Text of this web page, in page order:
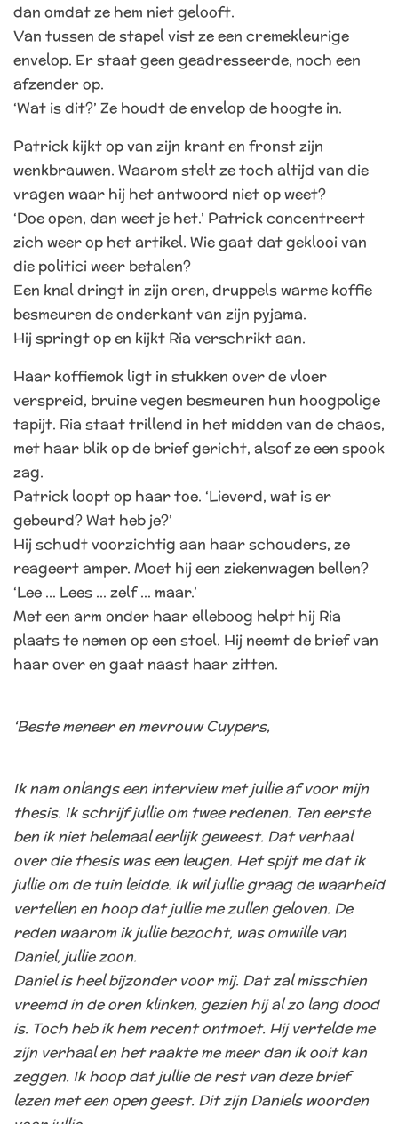
dan omdat ze hem niet gelooft.
Van tussen de stapel vist ze een cremekleurige
envelop. Er staat geen geadresseerde, noch een
afzender op.
‘Wat is dit?’ Ze houdt de envelop de hoogte in.
Patrick kijkt op van zijn krant en fronst zijn
wenkbrauwen. Waarom stelt ze toch altijd van die
vragen waar hij het antwoord niet op weet?
‘Doe open, dan weet je het.’ Patrick concentreert
zich weer op het artikel. Wie gaat dat geklooi van
die politici weer betalen?
Een knal dringt in zijn oren, druppels warme koffie
besmeuren de onderkant van zijn pyjama.
Hij springt op en kijkt Ria verschrikt aan.
Haar koffiemok ligt in stukken over de vloer
verspreid, bruine vegen besmeuren hun hoogpolige
tapijt. Ria staat trillend in het midden van de chaos,
met haar blik op de brief gericht, alsof ze een spook
zag.
Patrick loopt op haar toe. ‘Lieverd, wat is er
gebeurd? Wat heb je?’
Hij schudt voorzichtig aan haar schouders, ze
reageert amper. Moet hij een ziekenwagen bellen?
‘Lee … Lees … zelf … maar.’
Met een arm onder haar elleboog helpt hij Ria
plaats te nemen op een stoel. Hij neemt de brief van
haar over en gaat naast haar zitten.
‘Beste meneer en mevrouw Cuypers,
Ik nam onlangs een interview met jullie af voor mijn
thesis. Ik schrijf jullie om twee redenen. Ten eerste
ben ik niet helemaal eerlijk geweest. Dat verhaal
over die thesis was een leugen. Het spijt me dat ik
jullie om de tuin leidde. Ik wil jullie graag de waarheid
vertellen en hoop dat jullie me zullen geloven. De
reden waarom ik jullie bezocht, was omwille van
Daniel, jullie zoon.
Daniel is heel bijzonder voor mij. Dat zal misschien
vreemd in de oren klinken, gezien hij al zo lang dood
is. Toch heb ik hem recent ontmoet. Hij vertelde me
zijn verhaal en het raakte me meer dan ik ooit kan
zeggen. Ik hoop dat jullie de rest van deze brief
lezen met een open geest. Dit zijn Daniels woorden